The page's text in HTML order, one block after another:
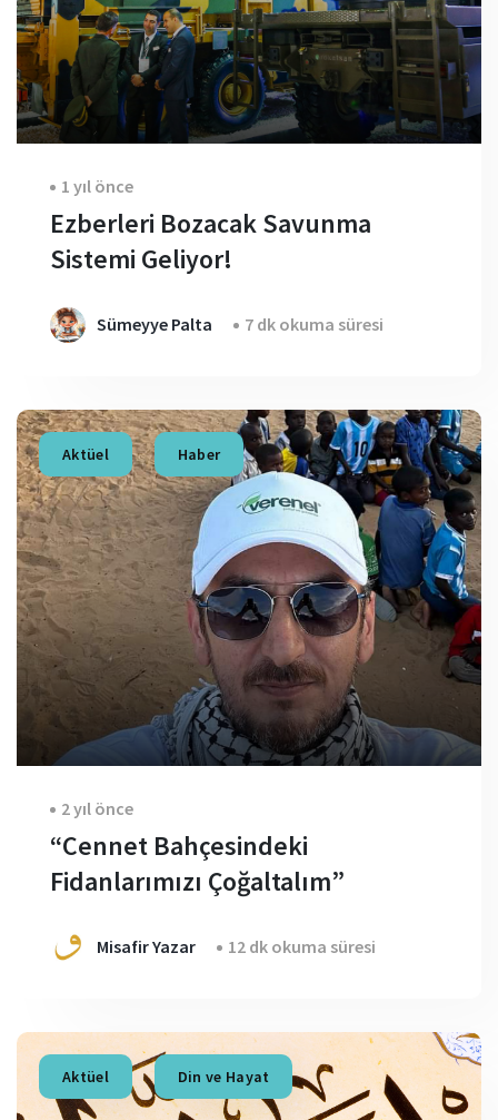
1 yıl önce
Ezberleri Bozacak Savunma
Sistemi Geliyor!
Sümeyye Palta 7 dk okuma süresi
Aktüel Haber
2 yıl önce
“Cennet Bahçesindeki
Fidanlarımızı Çoğaltalım”
Misafir Yazar 12 dk okuma süresi
Aktüel Din ve Hayat